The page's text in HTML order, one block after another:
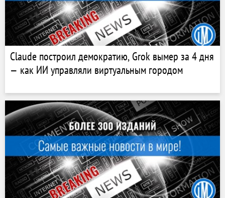
Claude построил демократию, Grok вымер за 4 дня
— как ИИ управляли виртуальным городом